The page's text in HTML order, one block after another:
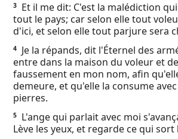
Copyright
Download
L.O.A
Ebook
3
Et il me dit: C'est la malédiction
tout le pays; car selon elle tout
d'ici, et selon elle tout parjure sera
4
Je la répands, dit l'Éternel des
entre dans la maison du voleur et
faussement en mon nom, afin
demeure, et qu'elle la consume
pierres.
5
L'ange qui parlait avec moi
Lève les yeux, et regarde ce qui sort